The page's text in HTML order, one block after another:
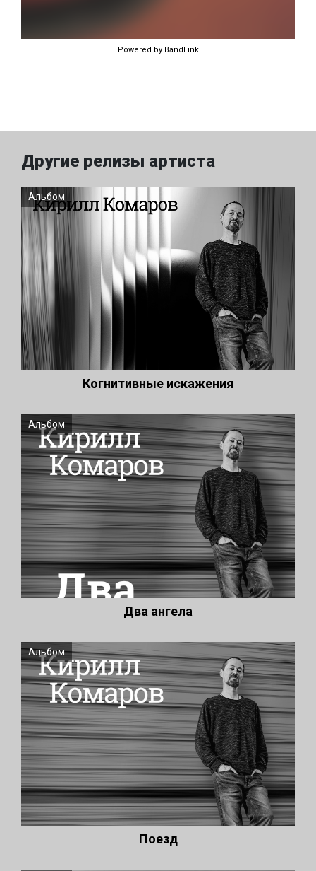
Powered by BandLink
Другие релизы артиста
Альбом
Когнитивные искажения
Альбом
Два ангела
Альбом
Поезд